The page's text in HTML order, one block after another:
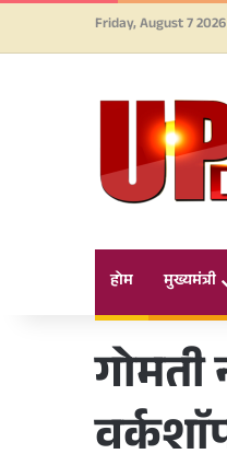
Friday, August 7 2026
होम मुख्यमंत्री